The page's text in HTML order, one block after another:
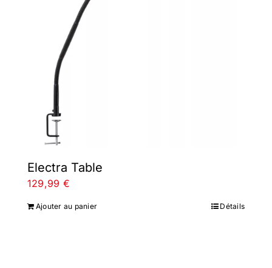
Electra Table
129,99 €
Ajouter au panier Détails